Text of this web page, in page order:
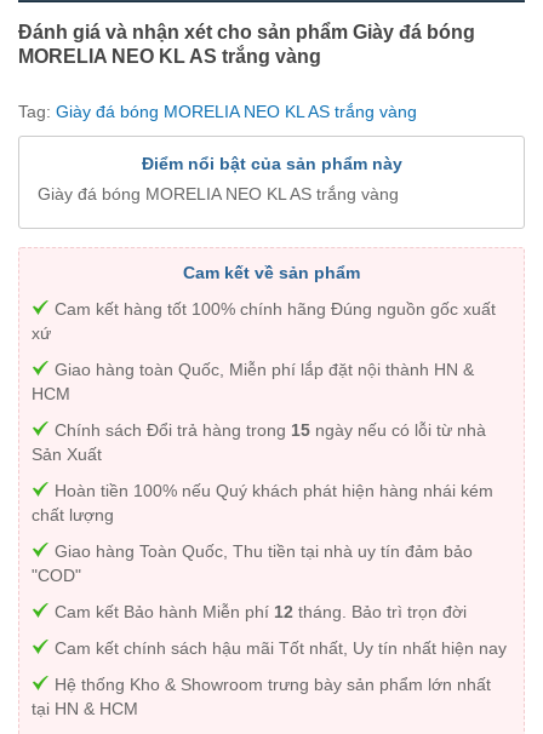
Đánh giá và nhận xét cho sản phẩm Giày đá bóng
MORELIA NEO KL AS trắng vàng
Tag: Giày đá bóng MORELIA NEO KL AS trắng vàng
Điểm nổi bật của sản phẩm này
Giày đá bóng MORELIA NEO KL AS trắng vàng
Cam kết về sản phẩm
Cam kết hàng tốt 100% chính hãng Đúng nguồn gốc xuất
xứ
Giao hàng toàn Quốc, Miễn phí lắp đặt nội thành HN &
HCM
Chính sách Đổi trả hàng trong 15 ngày nếu có lỗi từ nhà
Sản Xuất
Hoàn tiền 100% nếu Quý khách phát hiện hàng nhái kém
chất lượng
Giao hàng Toàn Quốc, Thu tiền tại nhà uy tín đảm bảo
"COD"
Cam kết Bảo hành Miễn phí 12 tháng. Bảo trì trọn đời
Cam kết chính sách hậu mãi Tốt nhất, Uy tín nhất hiện nay
Hệ thống Kho & Showroom trưng bày sản phẩm lớn nhất
tại HN & HCM